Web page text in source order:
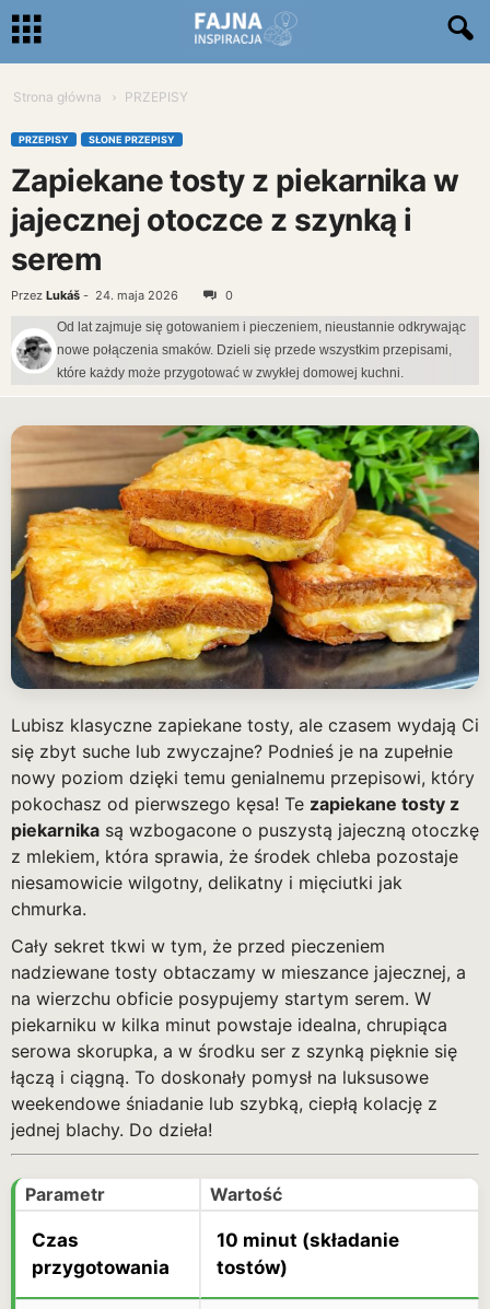
Strona główna PRZEPISY
PRZEPISY SŁONE PRZEPISY
Zapiekane tosty z piekarnika w
jajecznej otoczce z szynką i
serem
Przez Lukáš - 24. maja 2026 0
Od lat zajmuje się gotowaniem i pieczeniem, nieustannie odkrywając
nowe połączenia smaków. Dzieli się przede wszystkim przepisami,
które każdy może przygotować w zwykłej domowej kuchni.
Lubisz klasyczne zapiekane tosty, ale czasem wydają Ci
się zbyt suche lub zwyczajne? Podnieś je na zupełnie
nowy poziom dzięki temu genialnemu przepisowi, który
pokochasz od pierwszego kęsa! Te zapiekane tosty z
piekarnika są wzbogacone o puszystą jajeczną otoczkę
z mlekiem, która sprawia, że środek chleba pozostaje
niesamowicie wilgotny, delikatny i mięciutki jak
chmurka.
Cały sekret tkwi w tym, że przed pieczeniem
nadziewane tosty obtaczamy w mieszance jajecznej, a
na wierzchu obficie posypujemy startym serem. W
piekarniku w kilka minut powstaje idealna, chrupiąca
serowa skorupka, a w środku ser z szynką pięknie się
łączą i ciągną. To doskonały pomysł na luksusowe
weekendowe śniadanie lub szybką, ciepłą kolację z
jednej blachy. Do dzieła!
Parametr Wartość
Czas
przygotowania
10 minut (składanie
tostów)